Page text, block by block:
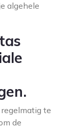
algehele
te
de